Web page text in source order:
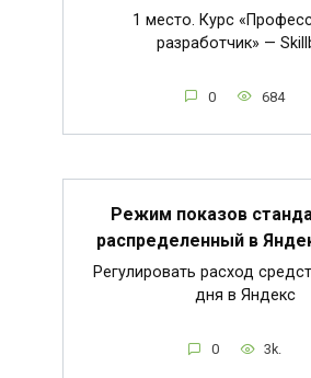
1 место. Курс
разработчик» —
0 684
Режим показов
распределенный в
Регулировать расход
дня в Яндекс
0 3k.